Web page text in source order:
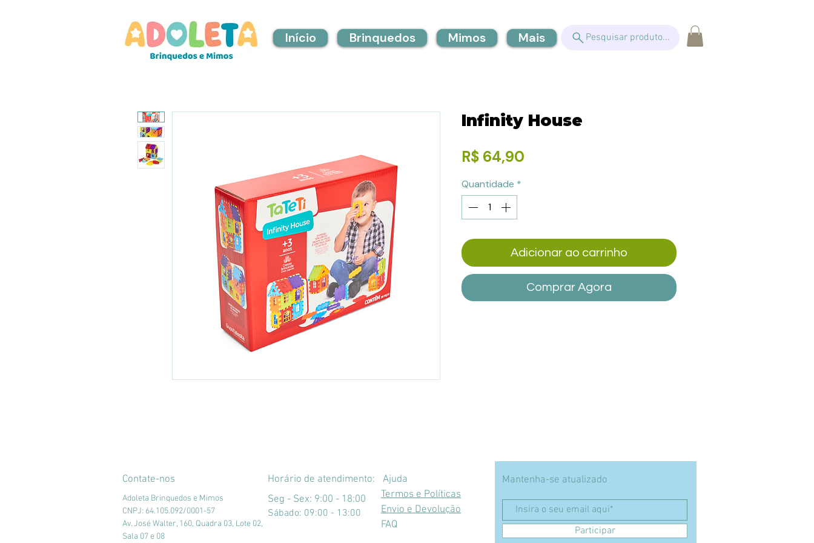
Início Brinquedos Mimos Mais Pesquisar produto...
Infinity House
R$ 64,90
Quantidade *
Adicionar ao carrinho
Comprar Agora
Contate-nos
Adoleta Brinquedos e Mimos
CNPJ: 64.105.092/0001-57
Av. José Walter, 160, Quadra 03, Lote 02,
Sala 07 e 08
Horário de atendimento:
Ajuda
Seg - Sex: 9:00 - 18:00
​​Sábado: 09:00 - 13:00
Termos e Políticas
Envio e Devolução
FAQ
Mantenha-se atualizado
Participar